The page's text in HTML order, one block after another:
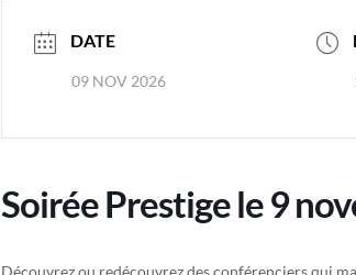
DATE
09 NOV 2026
Soirée Prestige le 9
Découvrez ou redécouvrez des conférenciers qui